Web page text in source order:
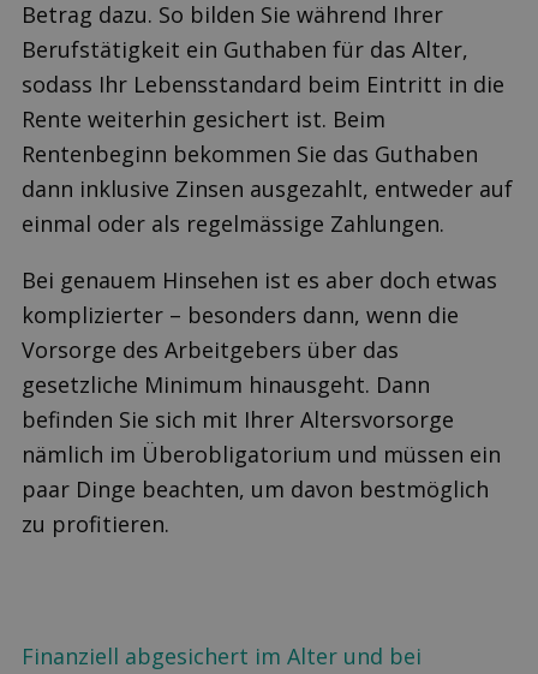
Betrag dazu. So bilden Sie während Ihrer
Berufstätigkeit ein Guthaben für das Alter,
sodass Ihr Lebensstandard beim Eintritt in die
Rente weiterhin gesichert ist. Beim
Rentenbeginn bekommen Sie das Guthaben
dann inklusive Zinsen ausgezahlt, entweder auf
einmal oder als regelmässige Zahlungen.
Bei genauem Hinsehen ist es aber doch etwas
komplizierter – besonders dann, wenn die
Vorsorge des Arbeitgebers über das
gesetzliche Minimum hinausgeht. Dann
befinden Sie sich mit Ihrer Altersvorsorge
nämlich im Überobligatorium und müssen ein
paar Dinge beachten, um davon bestmöglich
zu profitieren.
Finanziell abgesichert im Alter und bei